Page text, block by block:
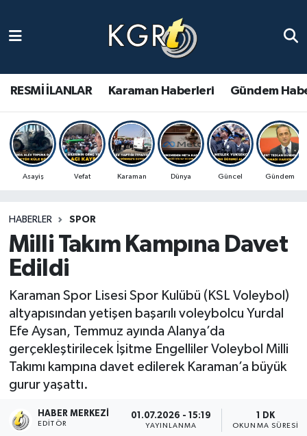
RESMİ İLANLAR Karaman Haberleri Gündem
Asayiş Vefat Karaman Dünya Güncel Gündem
HABERLER SPOR
Milli Takım Kampına Davet
Edildi
Karaman Spor Lisesi Spor Kulübü (KSL Voleybol)
altyapısından yetişen başarılı voleybolcu Yurdal
Efe Aysan, Temmuz ayında Alanya’da
gerçekleştirilecek İşitme Engelliler Voleybol Milli
Takımı kampına davet edilerek Karaman’a büyük
gurur yaşattı.
HABER MERKEZI
EDITÖR
01.07.2026 - 15:19
YAYINLANMA
1 DK
OKUNMA SÜRESI
Gündem Haberleri
Güncel Haberler
Spor Haberleri
Ulusal Haberler
Vefat Edenler